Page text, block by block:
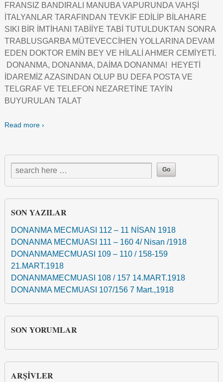
FRANSIZ BANDIRALI MANUBA VAPURUNDA VAHŞİ
İTALYANLAR TARAFINDAN TEVKİF EDİLİP BİLAHARE
SIKI BİR İMTİHANI TABİİYE TABİ TUTULDUKTAN SONRA
TRABLUSGARBA MÜTEVECCİHEN YOLLARINA DEVAM
EDEN DOKTOR EMİN BEY VE HİLALİ AHMER CEMİYETİ.
DONANMA, DONANMA, DAİMA DONANMA! HEYETİ
İDAREMİZ AZASINDAN OLUP BU DEFA POSTA VE
TELGRAF VE TELEFON NEZARETİNE TAYİN
BUYURULAN TALAT
Read more ›
SON YAZILAR
DONANMA MECMUASI 112 – 11 NİSAN 1918
DONANMA MECMUASI 111 – 160 4/ Nisan /1918
DONANMAMECMUASI 109 – 110 / 158-159
21.MART.1918
DONANMAMECMUASI 108 / 157 14.MART.1918
DONANMA MECMUASI 107/156 7 Mart.,1918
SON YORUMLAR
ARŞIVLER